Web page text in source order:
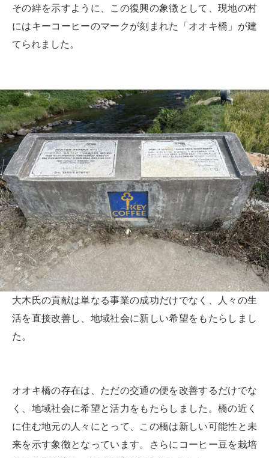
その絆を示すように、この復興の象徴として、現地の村
にはキーコーヒーのマークが刻まれた「オオキ橋」が建
てられました。
大木氏の貢献は単なる事業の成功だけでなく、人々の生
活を直接改善し、地域社会に新しい希望をもたらしまし
た。
オオキ橋の存在は、ただの交通の便を改善するだけでな
く、地域社会に希望と活力をもたらしました。橋の近く
に住む地元の人々にとって、この橋は新しい可能性と未
来を示す象徴となっています。さらにコーヒー豆を栽培